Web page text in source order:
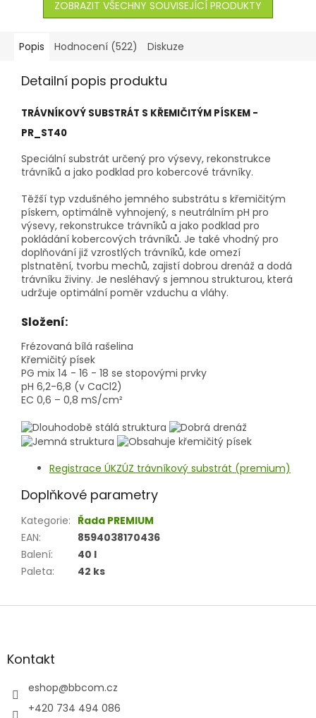
ZOBRAZIT VŠECHNY SOUVISEJÍCÍ PRODUKTY
Popis Hodnocení (522) Diskuze
Detailní popis produktu
TRÁVNÍKOVÝ SUBSTRÁT S KŘEMIČITÝM PÍSKEM -
PR_ST40
Speciální substrát určený pro výsevy, rekonstrukce
trávníků a jako podklad pro kobercové trávníky.
Těžší typ vzdušného jemného substrátu s křemičitým
pískem, optimálně vyhnojený, s neutrálním pH pro
výsevy, rekonstrukce trávníků a jako podklad pro
pokládání kobercových trávníků. Je také vhodný pro
doplňování již vzrostlých trávníků, kde omezí
plstnatění, tvorbu mechů, zajistí dobrou drenáž a dodá
trávníku živiny. Je nesléhavý s jemnou strukturou, která
udržuje optimální poměr vzduchu a vláhy.
Složení:
Frézovaná bílá rašelina
Křemičitý písek
PG mix 14 - 16 - 18 se stopovými prvky
pH 6,2-6,8 (v CaCl2)
EC 0,6 – 0,8 mS/cm²
Registrace ÚKZÚZ trávníkový substrát (premium)
Doplňkové parametry
Kategorie: Řada PREMIUM
EAN:
8594038170436
Balení:
40 l
Paleta: 42 ks
Z
aKontakt
eshop@bbcom.cz
+420 734 494 086